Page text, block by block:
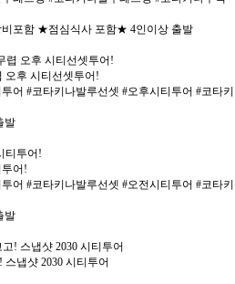
비포함 ★점심식사 포함★ 4인이상 출발
오후 시티선셋투어!
어 #코타키나발루선셋 #오후시티투어 #코타키
발
어!
어 #코타키나발루선셋 #오전시티투어 #코타키
발
냅샷 2030 시티투어